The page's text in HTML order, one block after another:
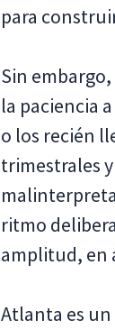
para
Sin
la paciencia
o los recién
trimestrales
ritmo
amplitud, en
Atlanta es